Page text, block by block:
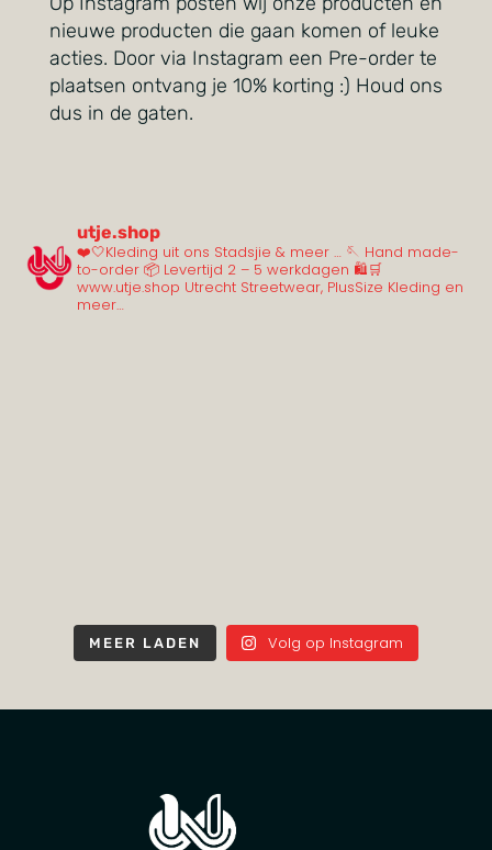
nieuwe producten die gaan komen of leuke
acties. Door via Instagram een Pre-order te
plaatsen ontvang je 10% korting :) Houd ons
dus in de gaten.
utje.shop
❤️🤍Kleding uit ons Stadsjie & meer … 🪡 Hand made-
to-order 📦 Levertijd 2 – 5 werkdagen 🛍️🛒
www.utje.shop Utrecht Streetwear, PlusSize Kleding en
meer…
MEER LADEN Volg op Instagram